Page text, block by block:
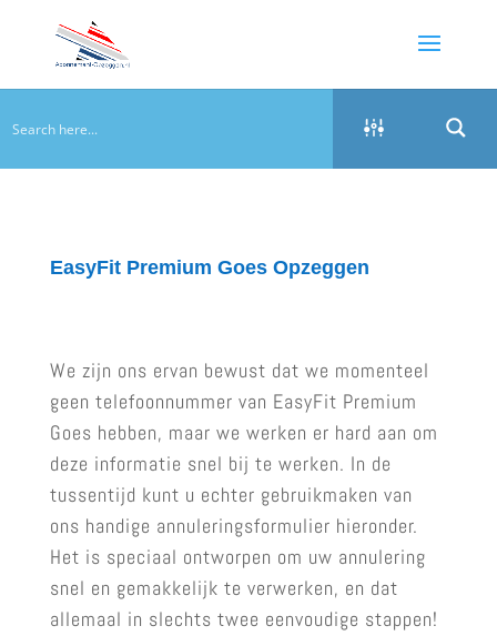
EasyFit Premium Goes Opzeggen
We zijn ons ervan bewust dat we momenteel
geen telefoonnummer van EasyFit Premium
Goes hebben, maar we werken er hard aan om
deze informatie snel bij te werken. In de
tussentijd kunt u echter gebruikmaken van
ons handige annuleringsformulier hieronder.
Het is speciaal ontworpen om uw annulering
snel en gemakkelijk te verwerken, en dat
allemaal in slechts twee eenvoudige stappen!